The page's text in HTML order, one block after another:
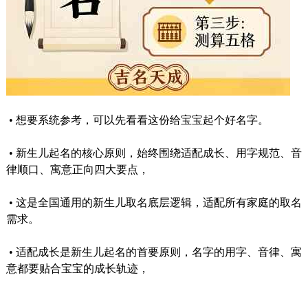
• 想要系统参考，可以先看看这份给宝宝起个好名字。
• 新生儿起名的核心原则，始终围绕适配成长、用字规范、音
律顺口、寓意正向四大要点，
• 这是全国通用的新生儿取名底层逻辑，适配所有家庭的取名
需求。
• 适配成长是新生儿起名的首要原则，名字的用字、音律、寓
意都要贴合宝宝的成长轨迹，